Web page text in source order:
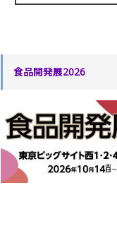
食品開発展2026